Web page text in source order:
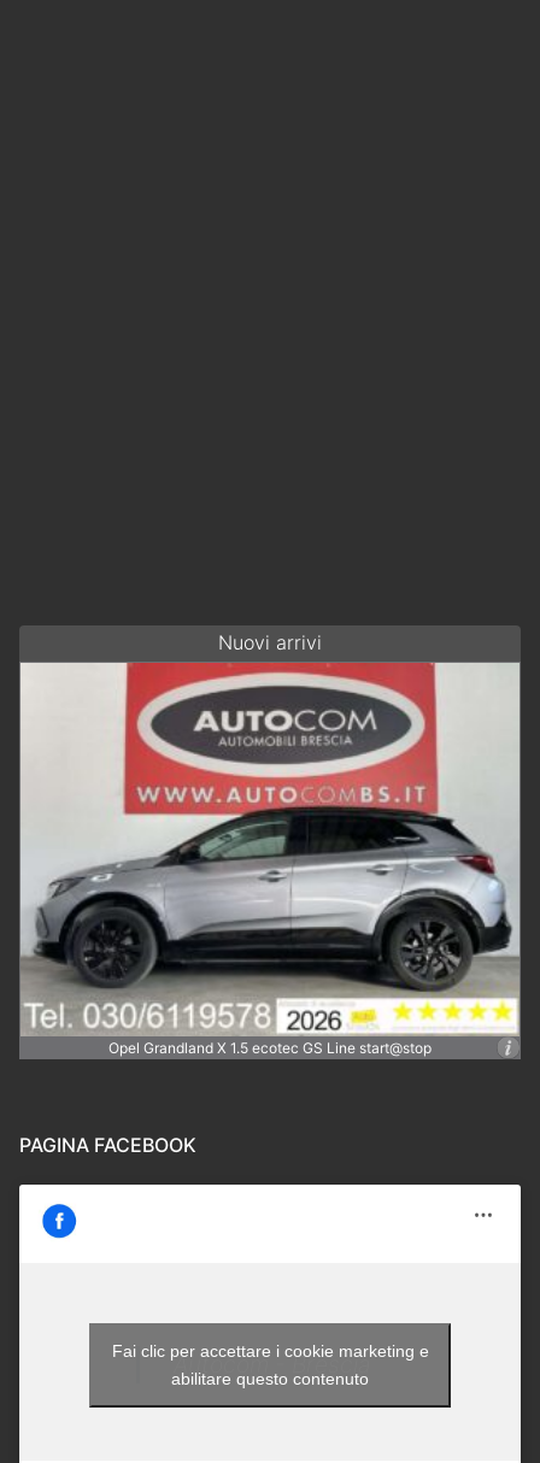
Nuovi arrivi
Opel Grandland X 1.5 ecotec GS Line start@stop
PAGINA FACEBOOK
Autocom - Brescia
Fai clic per accettare i cookie marketing e
abilitare questo contenuto